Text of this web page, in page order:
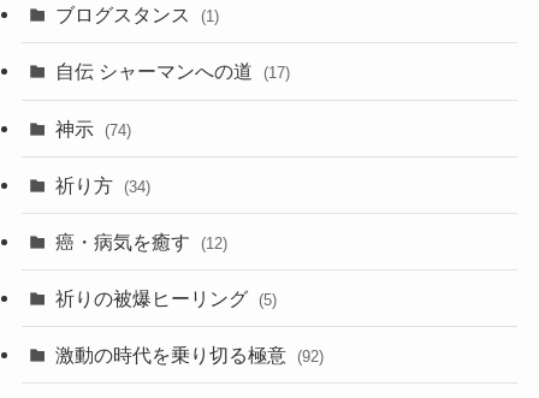
ブ
ブログスタンス (1)
自伝 シャーマンへの道 (17)
神示 (74)
祈り方 (34)
癌・病気を癒す (12)
祈りの被爆ヒーリング (5)
激動の時代を乗り切る極意 (92)